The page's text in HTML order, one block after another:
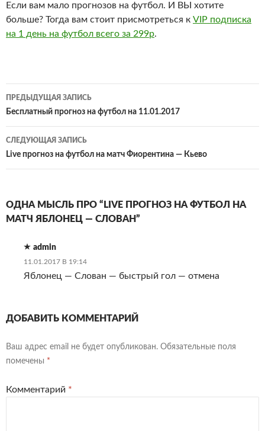
Если вам мало прогнозов на футбол. И ВЫ хотите
больше? Тогда вам стоит присмотреться к VIP подписка
на 1 день на футбол всего за 299р.
Навигация
по
записям
ПРЕДЫДУЩАЯ ЗАПИСЬ
Бесплатный прогноз на футбол на 11.01.2017
СЛЕДУЮЩАЯ ЗАПИСЬ
Live прогноз на футбол на матч Фиорентина — Кьево
ОДНА МЫСЛЬ ПРО “LIVE ПРОГНОЗ НА ФУТБОЛ НА
МАТЧ ЯБЛОНЕЦ — СЛОВАН”
admin
11.01.2017 В 19:14
Яблонец — Слован — быстрый гол — отмена
ДОБАВИТЬ КОММЕНТАРИЙ
Ваш адрес email не будет опубликован. Обязательные поля
помечены *
Комментарий *